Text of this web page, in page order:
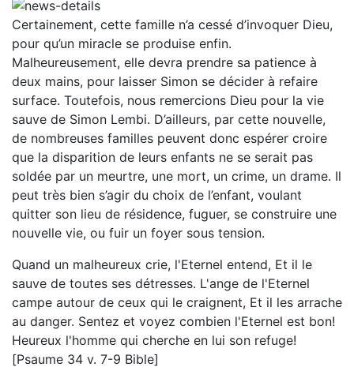
Certainement, cette famille n’a cessé d’invoquer Dieu,
pour qu’un miracle se produise enfin.
Malheureusement, elle devra prendre sa patience à
deux mains, pour laisser Simon se décider à refaire
surface. Toutefois, nous remercions Dieu pour la vie
sauve de Simon Lembi. D’ailleurs, par cette nouvelle,
de nombreuses familles peuvent donc espérer croire
que la disparition de leurs enfants ne se serait pas
soldée par un meurtre, une mort, un crime, un drame. Il
peut très bien s’agir du choix de l’enfant, voulant
quitter son lieu de résidence, fuguer, se construire une
nouvelle vie, ou fuir un foyer sous tension.
Quand un malheureux crie, l'Eternel entend, Et il le
sauve de toutes ses détresses. L'ange de l'Eternel
campe autour de ceux qui le craignent, Et il les arrache
au danger. Sentez et voyez combien l'Eternel est bon!
Heureux l'homme qui cherche en lui son refuge!
[Psaume 34 v. 7-9 Bible]